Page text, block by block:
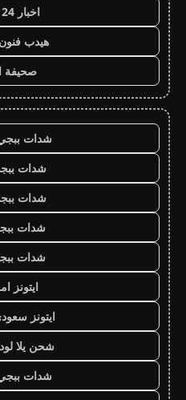
اخبار 24 ساعة
هيدب
صحيفة
شدات
شدات
شدات
شدات
شدات
ايتونز
ايتونز
شحن يلا
شدات